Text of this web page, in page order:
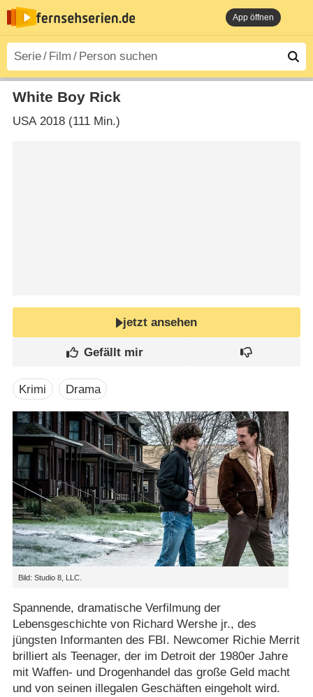
App öffnen
White Boy Rick
USA2018 (111 Min.)
jetzt ansehen
Krimi Drama
Bild: Studio 8, LLC.
Spannende, dramatische Verfilmung der
Lebensgeschichte von Richard Wershe jr., des
jüngsten Informanten des FBI. Newcomer Richie Merrit
brilliert als Teenager, der im Detroit der 1980er Jahre
mit Waffen- und Drogenhandel das große Geld macht
und von seinen illegalen Geschäften eingeholt wird.